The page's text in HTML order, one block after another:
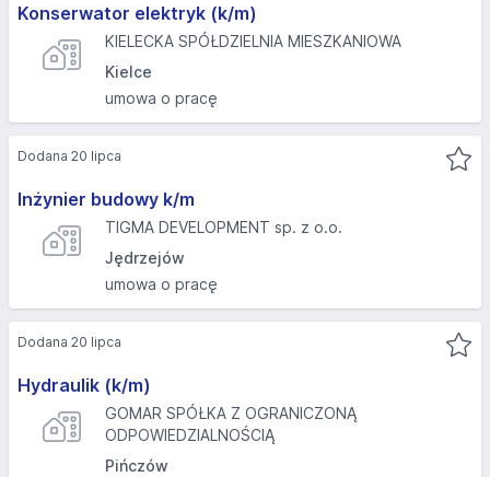
Konserwator elektryk (k/m)
KIELECKA SPÓŁDZIELNIA MIESZKANIOWA
Kielce
umowa o pracę
Inżynier budowy k/m
TIGMA DEVELOPMENT sp. z o.o.
Jędrzejów
umowa o pracę
Dodana 20 lipca
Hydraulik (k/m)
GOMAR SPÓŁKA Z OGRANICZONĄ
ODPOWIEDZIALNOŚCIĄ
Pińczów
Dodana 20 lipca